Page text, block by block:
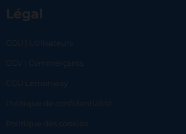
Légal
CGU | Utilisateurs
CGV | Commerçants
CGU Lemonway
Politique de confidentialité
Politique des cookies